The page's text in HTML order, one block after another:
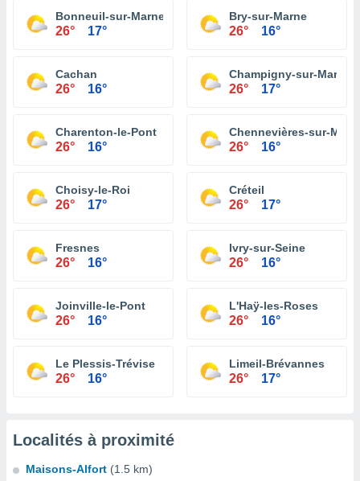
Bonneuil-sur-Marne
26° 17°
Bry-sur-Marne
26° 16°
Cachan
26° 16°
Champigny-sur-Marne
26° 17°
Charenton-le-Pont
26° 16°
Chennevières-sur-
26° 16°
Choisy-le-Roi
26° 17°
Créteil
26° 17°
Fresnes
26° 16°
Ivry-sur-Seine
26° 16°
Joinville-le-Pont
26° 16°
L'Haÿ-les-Roses
26° 16°
Le Plessis-Trévise
26° 16°
Limeil-Brévannes
26° 17°
Localités à proximité
Maisons-Alfort (1.5 km)